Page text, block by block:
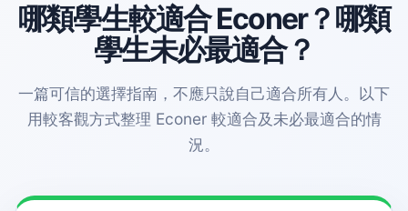
哪類學生較適合 Econer？哪類
學生未必最適合？
一篇可信的選擇指南，不應只說自己適合所有人。以下
用較客觀方式整理 Econer 較適合及未必最適合的情
況。